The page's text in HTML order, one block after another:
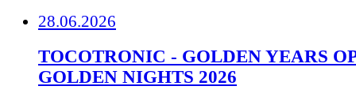
28.06.2026
TOCOTRONIC - GOLDEN YEARS
GOLDEN NIGHTS 2026